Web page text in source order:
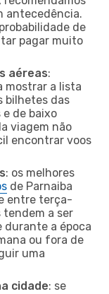
antecedência.
de
pagar muito
aéreas:
mostrar a lista
bilhetes das
de baixo
viagem não
encontrar voos
: os melhores
de Parnaiba
entre terça-
a ser
durante a época
ou fora de
uma
cidade: se